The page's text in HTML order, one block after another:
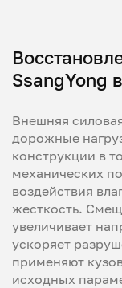
SsangYong
Внешняя
дорожные
конструкции в
механических
воздействия
жесткость.
увеличивает
ускоряет
применяют
исходных